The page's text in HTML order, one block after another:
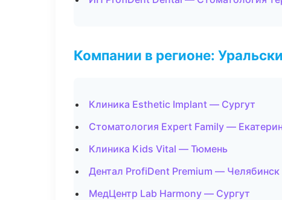
Компании в регионе:
Клиника Esthetic Implant — Сургут
Стоматология Expert Family —
Клиника Kids Vital — Тюмень
Дентал ProfiDent Premium — Челябинск
МедЦентр Lab Harmony — Сургут